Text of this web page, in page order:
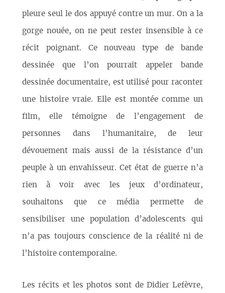
pleure seul le dos appuyé contre un mur. On a la
gorge nouée, on ne peut rester insensible à ce
récit poignant. Ce nouveau type de bande
dessinée que l’on pourrait appeler bande
dessinée documentaire, est utilisé pour raconter
une histoire vraie. Elle est montée comme un
film, elle témoigne de l’engagement de
personnes dans l’humanitaire, de leur
dévouement mais aussi de la résistance d’un
peuple à un envahisseur. Cet état de guerre n’a
rien à voir avec les jeux d’ordinateur,
souhaitons que ce média permette de
sensibiliser une population d’adolescents qui
n’a pas toujours conscience de la réalité ni de
l’histoire contemporaine.
Les récits et les photos sont de Didier Lefèvre,